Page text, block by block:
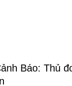
Báo: Thủ